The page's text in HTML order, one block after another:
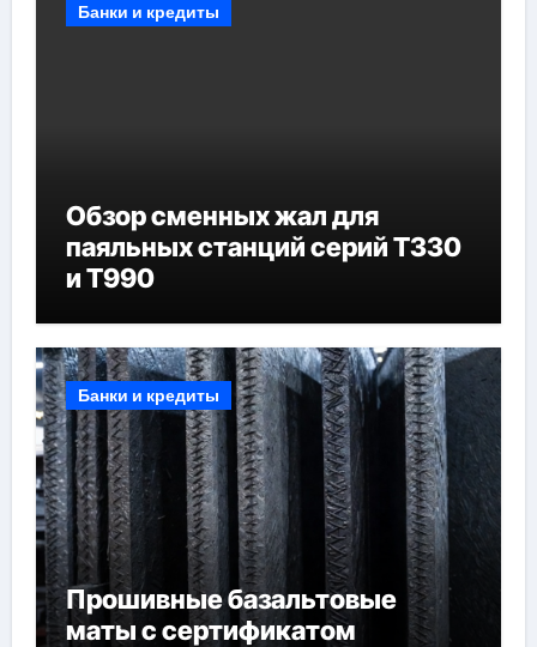
Банки и кредиты
Обзор сменных жал для
паяльных станций серий T330
и T990
Банки и кредиты
Прошивные базальтовые
маты с сертификатом